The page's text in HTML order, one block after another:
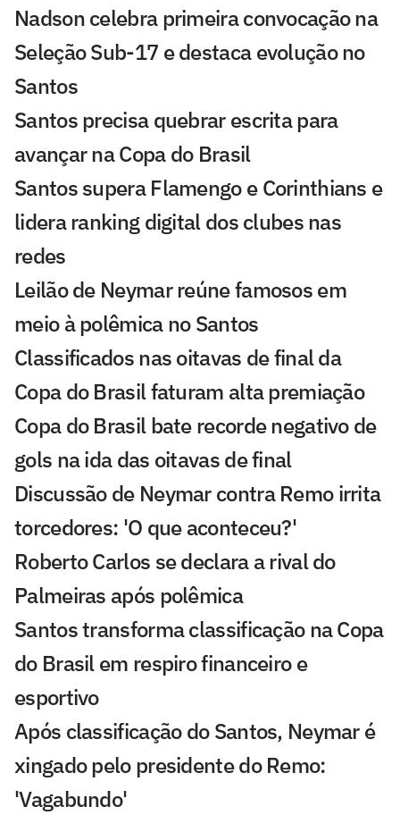
Nadson celebra primeira convocação na
Seleção Sub-17 e destaca evolução no
Santos
Santos precisa quebrar escrita para
avançar na Copa do Brasil
Santos supera Flamengo e Corinthians e
lidera ranking digital dos clubes nas
redes
Leilão de Neymar reúne famosos em
meio à polêmica no Santos
Classificados nas oitavas de final da
Copa do Brasil faturam alta premiação
Copa do Brasil bate recorde negativo de
gols na ida das oitavas de final
Discussão de Neymar contra Remo irrita
torcedores: 'O que aconteceu?'
Roberto Carlos se declara a rival do
Palmeiras após polêmica
Santos transforma classificação na Copa
do Brasil em respiro financeiro e
esportivo
Após classificação do Santos, Neymar é
xingado pelo presidente do Remo:
'Vagabundo'